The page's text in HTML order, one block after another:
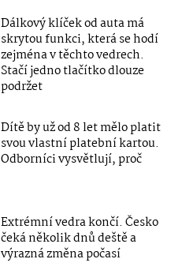
Dálkový klíček od auta má
skrytou funkci, která se hodí
zejména v těchto vedrech.
Stačí jedno tlačítko dlouze
podržet
Dítě by už od 8 let mělo platit
svou vlastní platební kartou.
Odborníci vysvětlují, proč
Extrémní vedra končí. Česko
čeká několik dnů deště a
výrazná změna počasí